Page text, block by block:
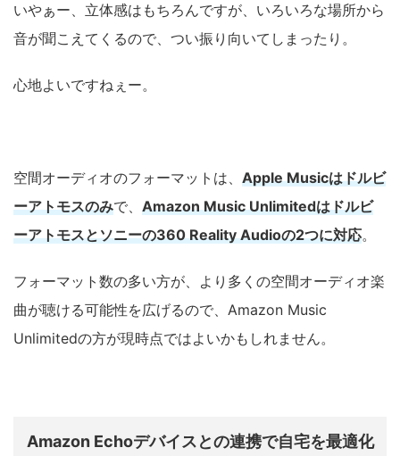
いやぁー、立体感はもちろんですが、いろいろな場所から
音が聞こえてくるので、つい振り向いてしまったり。
心地よいですねぇー。
空間オーディオのフォーマットは、 Apple Musicはドルビ
ーアトモスのみで、 Amazon Music Unlimitedはドルビ
ーアトモスとソニーの360 Reality Audioの2つに対応。
フォーマット数の多い方が、より多くの空間オーディオ楽
曲が聴ける可能性を広げるので、Amazon Music
Unlimitedの方が現時点ではよいかもしれません。
Amazon Echoデバイスとの連携で自宅を最適化